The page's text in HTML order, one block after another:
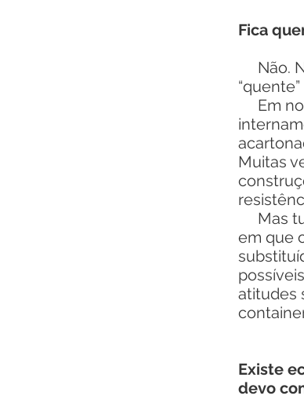
Fica
Não.
Em
Muitas
Mas
em que
atitudes
Existe
devo